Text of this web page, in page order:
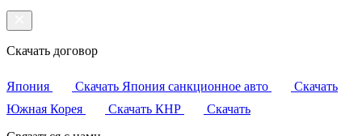
Скачать договор
Япония Скачать Япония санкционное авто
Скачать
Южная Корея
Скачать КНР
Скачать